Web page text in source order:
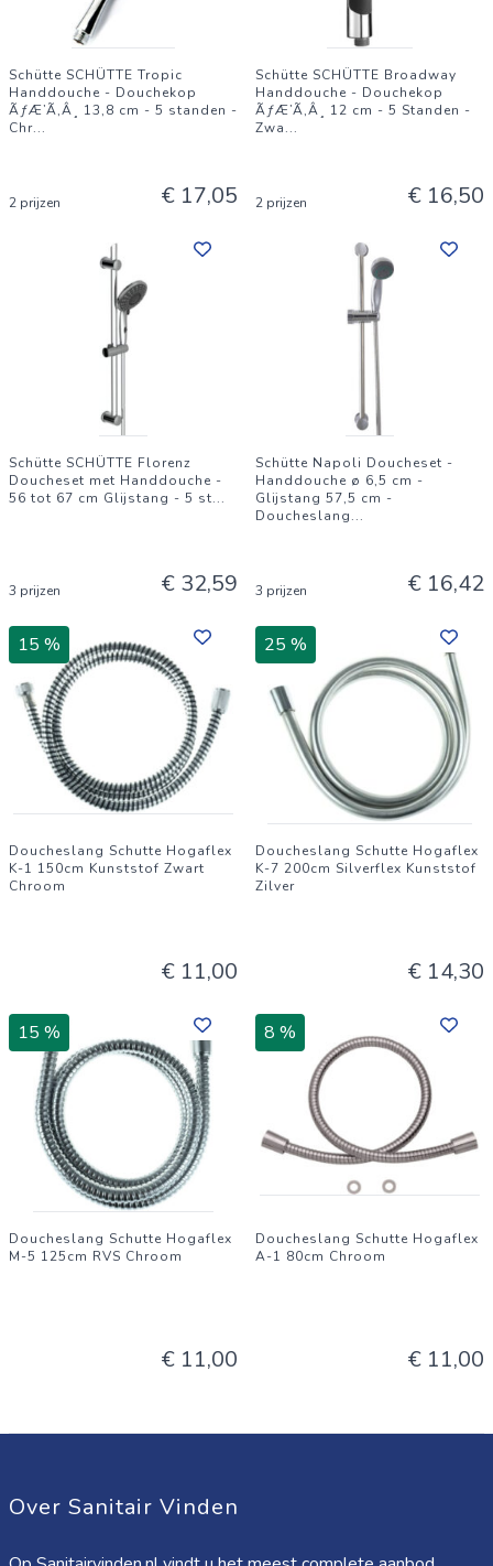
Schütte SCHÜTTE Tropic
Handdouche - Douchekop
ÃƒÆ’Ã‚Â¸ 13,8 cm - 5 standen -
Chr...
2 prijzen € 17,05
Schütte SCHÜTTE Broadway
Handdouche - Douchekop
ÃƒÆ’Ã‚Â¸ 12 cm - 5 Standen -
Zwa...
2 prijzen € 16,50
Schütte SCHÜTTE Florenz
Doucheset met Handdouche -
56 tot 67 cm Glijstang - 5 st...
3 prijzen € 32,59
Schütte Napoli Doucheset -
Handdouche ø 6,5 cm -
Glijstang 57,5 cm -
Doucheslang...
3 prijzen € 16,42
15 %
Doucheslang Schutte Hogaflex
K-1 150cm Kunststof Zwart
Chroom
€ 11,00
25 %
Doucheslang Schutte Hogaflex
K-7 200cm Silverflex Kunststof
Zilver
€ 14,30
15 %
Doucheslang Schutte Hogaflex
M-5 125cm RVS Chroom
€ 11,00
8 %
Doucheslang Schutte Hogaflex
A-1 80cm Chroom
€ 11,00
Over Sanitair Vinden